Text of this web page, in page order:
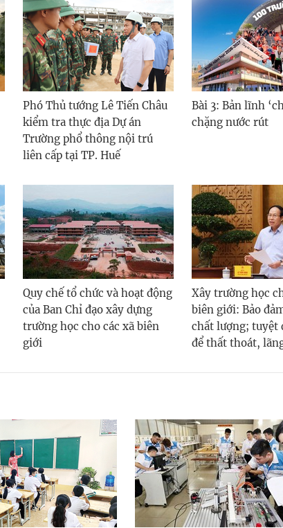
Phó Thủ tướng Lê Tiến Châu
kiểm tra thực địa Dự án
Trường phổ thông nội trú
liên cấp tại TP. Huế
Bài 3: Bản lĩnh
chặng nước rút
Quy chế tổ chức và hoạt động
của Ban Chỉ đạo xây dựng
trường học cho các xã biên
giới
Xây trường học
biên giới: Bảo
chất lượng; tuyệt
để thất thoát,